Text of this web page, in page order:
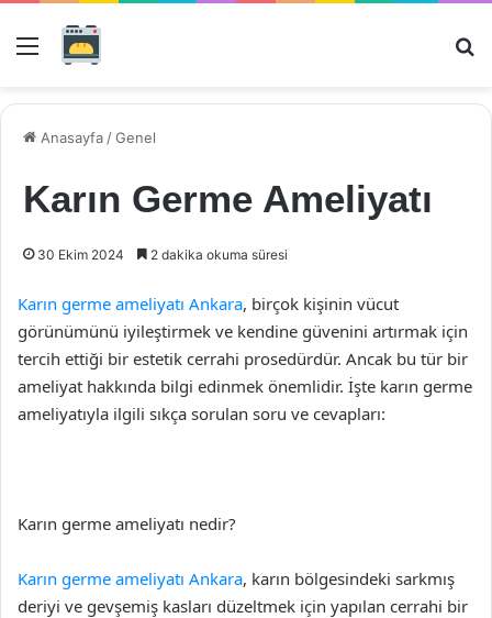
Menü
Anasayfa /Genel
Karın Germe Ameliyatı
30 Ekim 2024 2 dakika okuma süresi
Karın germe ameliyatı Ankara, birçok kişinin vücut
görünümünü iyileştirmek ve kendine güvenini artırmak için
tercih ettiği bir estetik cerrahi prosedürdür. Ancak bu tür bir
ameliyat hakkında bilgi edinmek önemlidir. İşte karın germe
ameliyatıyla ilgili sıkça sorulan soru ve cevapları:
Karın germe ameliyatı nedir?
Karın germe ameliyatı Ankara, karın bölgesindeki sarkmış
deriyi ve gevşemiş kasları düzeltmek için yapılan cerrahi bir